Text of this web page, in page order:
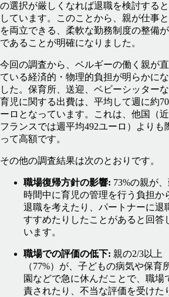
の選択が厳しくなれば退職を検討する
しています。このことから、親が仕事
を両立できる、柔軟な勤務制度の整備
であることが明確になりました。
今回の調査から、ベルギーの働く親が
ている経済的・物理的負担が明らかにな
した。保育所、送迎、ベビーシッター
育児に関する出費は、平均して週に約
ーロとなっています。これは、他国（
フランスでは週平均492ユーロ）よりも
って高額です。
その他の調査結果は次のとおりです。
職場復帰方針の影響: 73%の親が
時間中に育児の管理を行う負担か
退職を考えたり、パートナーに退
すすめたりしたことがあると回答
います。
職場での評価の低下: 親の2/3以上
（77%）が、子どもの病気や保育
園などで急に休んだことで、職場
責されたり、不当な評価を受けた